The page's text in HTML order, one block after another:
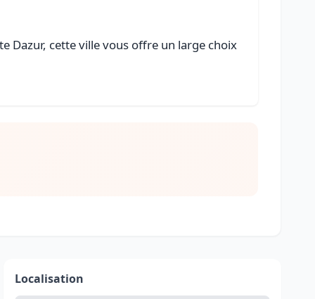
Dazur, cette ville vous offre un large choix
Localisation